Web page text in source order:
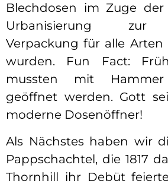
Blechdosen im Zuge der
Urbanisierung zur
Verpackung für alle
wurden. Fun Fact:
mussten mit
geöffnet werden. Gott
moderne Dosenöffner!
Als Nächstes haben wir
Pappschachtel, die 1817
Thornhill ihr Debüt